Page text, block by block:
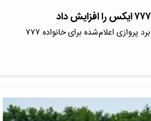
بوئینگ بدون انتشار اطلاعیه رسمی، مشخصات برد پروازی اعلام‌شده برای خانواده ۷۷۷